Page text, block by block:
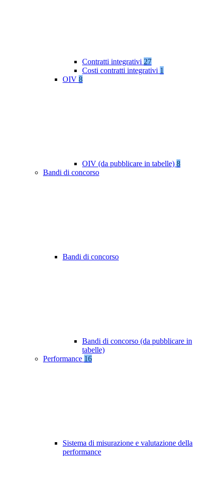
Contratti integrativi 27
Costi contratti integrativi 1
OIV 8
OIV (da pubblicare in tabelle) 8
Bandi di concorso
Bandi di concorso
Bandi di concorso (da pubblicare in
tabelle)
Performance 16
Sistema di misurazione e valutazione della
performance